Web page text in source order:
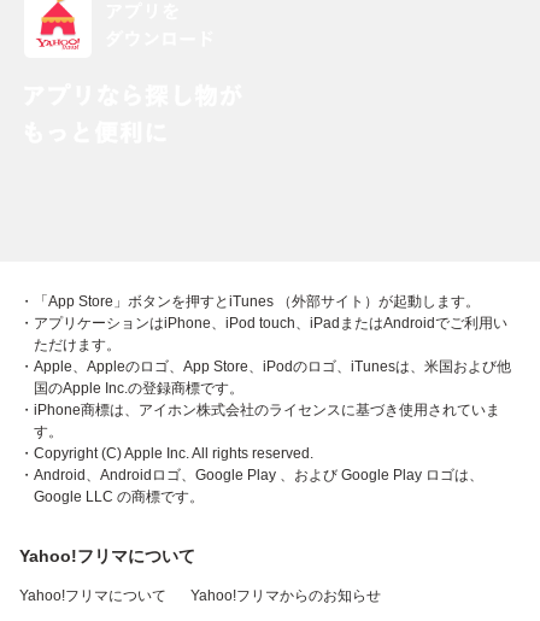
・「App Store」ボタンを押すとiTunes （外部サイト）が起動します。
・アプリケーションはiPhone、iPod touch、iPadまたはAndroidでご利用い
ただけます。
・Apple、Appleのロゴ、App Store、iPodのロゴ、iTunesは、米国および他
国のApple Inc.の登録商標です。
・iPhone商標は、アイホン株式会社のライセンスに基づき使用されていま
す。
・Copyright (C) Apple Inc. All rights reserved.
・Android、Androidロゴ、Google Play 、および Google Play ロゴは、
Google LLC の商標です。
Yahoo!フリマについて
Yahoo!フリマについて Yahoo!フリマからのお知らせ